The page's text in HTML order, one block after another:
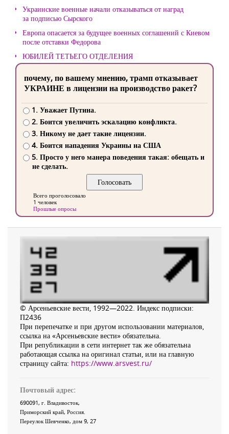
Украинские военные начали отказываться от наград
за подписью Сырского
Европа опасается за будущее военных соглашений с Киевом
после отставки Федорова
ЮБИЛЕЙ ТЕТЬЕГО ОТДЕЛЕНИЯ
почему, по вашему мнению, трамп отказывает
УКРАИНЕ в лицензии на производство ракет?
1. Уважает Путина.
2. Боится увеличить эскалацию конфликта.
3. Никому не дает такие лицензии.
4. Боится нападения Украины на США
5. Просто у него манера поведения такая: обещать и
не сделать.
Всего проголосовало
1 человек
Прошлые опросы
© Арсеньевские вести, 1992—2022. Индекс подписки:
П2436
При перепечатке и при другом использовании материалов,
ссылка на «Арсеньевские вести» обязательна.
При републикации в сети интернет так же обязательна
работающая ссылка на оригинал статьи, или на главную
страницу сайта: https://www.arsvest.ru/
Почтовый адрес:
690091, г. Владивосток,
Приморский край, Россия
Переулок Шевченко, дом 9, 27